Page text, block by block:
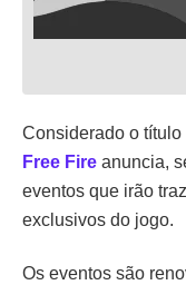
Considerado o
Free Fire anuncia,
eventos que irão
exclusivos do jogo.
Os eventos são